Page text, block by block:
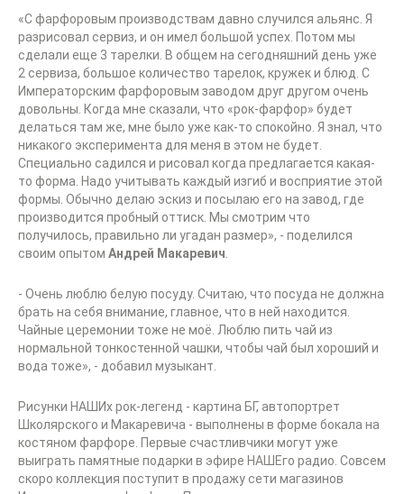
«С фарфоровым производствам давно случился альянс. Я
разрисовал сервиз, и он имел большой успех. Потом мы
сделали еще 3 тарелки. В общем на сегодняшний день уже
2 сервиза, большое количество тарелок, кружек и блюд. С
Императорским фарфоровым заводом друг другом очень
довольны. Когда мне сказали, что «рок-фарфор» будет
делаться там же, мне было уже как-то спокойно. Я знал, что
никакого эксперимента для меня в этом не будет.
Специально садился и рисовал когда предлагается какая-
то форма. Надо учитывать каждый изгиб и восприятие этой
формы. Обычно делаю эскиз и посылаю его на завод, где
производится пробный оттиск. Мы смотрим что
получилось, правильно ли угадан размер», - поделился
своим опытом Андрей Макаревич
- Очень люблю белую посуду. Считаю, что посуда не должна
брать на себя внимание, главное, что в ней находится.
Чайные церемонии тоже не моё. Люблю пить чай из
нормальной тонкостенной чашки, чтобы чай был хороший и
вода тоже», - добавил музыкант.
Рисунки НАШИх рок-легенд - картина БГ, автопортрет
Школярского и Макаревича - выполнены в форме бокала на
костяном фарфоре. Первые счастливчики могут уже
выиграть памятные подарки в эфире НАШЕго радио. Совсем
скоро коллекция поступит в продажу сети магазинов